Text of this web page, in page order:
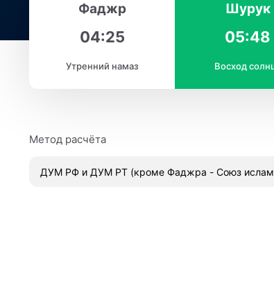
Фаджр
04:25
Утренний намаз
Шурук
05:48
Восход
Метод расчёта